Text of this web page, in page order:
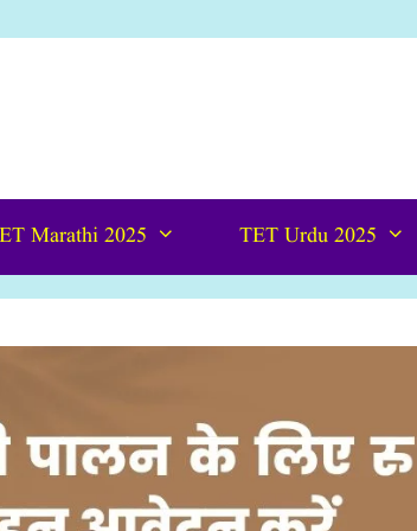
Marathi 2025 TET Urdu 2025